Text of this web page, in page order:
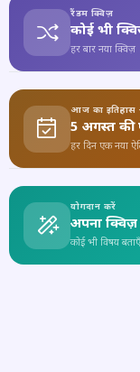
रैंडम क्विज़
कोई भी
हर बार नया क्विज़
आज का इतिहास
5 अगस्त की
हर दिन एक नया
योगदान करें
अपना क्विज़
कोई भी विषय